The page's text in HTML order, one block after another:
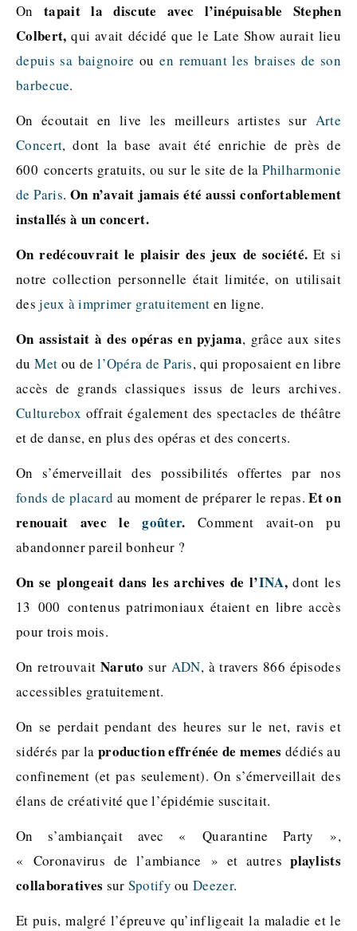
On
tapait la discute avec l’inépuisable Stephen
Colbert, qui avait décidé que le Late Show aurait lieu
depuis sa baignoire ouen remuant les braises de son
barbecue.
On écoutait en live les meilleurs artistes sur Arte
Concert, dont la base avait été enrichie de près de
600 concerts gratuits, ou sur le site de laPhilharmonie
de Paris.On n’avait jamais été aussi confortablement
installés à un concert.
On redécouvrait le plaisir des jeux de société. Et si
notre collection personnelle était limitée, on utilisait
des jeux à imprimer gratuitement en ligne.
On assistait à des opéras en pyjama, grâce aux sites
duMet ou del’Opéra de Paris, qui proposaient en libre
accès de grands classiques issus de leurs archives.
Culturebox offrait également des spectacles de théâtre
et de danse, en plus des opéras et des concerts.
On s’émerveillait des possibilités offertes par nos
fonds de placard au moment de préparer le repas. Et on
renouait avec legoûter.Comment avait-on pu
abandonner pareil bonheur ?
On se plongeait dans les archives de l’INA, dont les
13 000 contenus patrimoniaux étaient en libre accès
pour trois mois.
On retrouvait Narutosur ADN, à travers 866 épisodes
accessibles gratuitement.
On se perdait pendant des heures sur le net, ravis et
sidérés par la production effrénée de memesdédiés au
confinement (et pas seulement). On s’émerveillait des
élans de créativité que l’épidémie suscitait.
On s’ambiançait avec « Quarantine Party »,
« Coronavirus de l’ambiance » et autresplaylists
collaboratives sur Spotify ouDeezer.
Et puis, malgré l’épreuve qu’infligeait la maladie et le